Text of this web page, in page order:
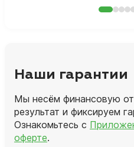
Наши гарантии
Мы несём финансовую
результат и фиксируем
Ознакомьтесь с
оферте.